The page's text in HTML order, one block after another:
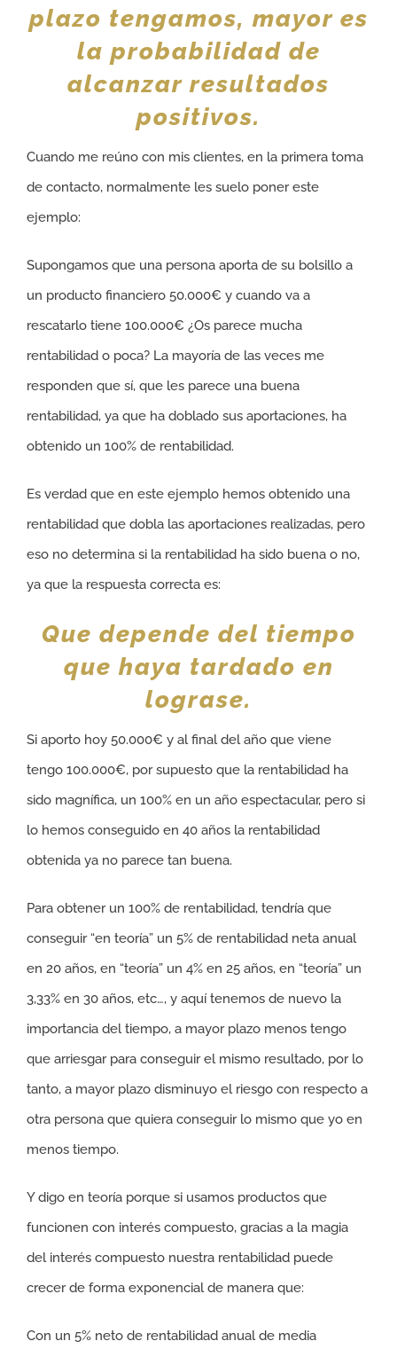
plazo tengamos, mayor es
la probabilidad de
alcanzar resultados
positivos.
Cuando me reúno con mis clientes, en la primera toma
de contacto, normalmente les suelo poner este
ejemplo:
Supongamos que una persona aporta de su bolsillo a
un producto financiero 50.000€ y cuando va a
rescatarlo tiene 100.000€ ¿Os parece mucha
rentabilidad o poca? La mayoría de las veces me
responden que sí, que les parece una buena
rentabilidad, ya que ha doblado sus aportaciones, ha
obtenido un 100% de rentabilidad.
Es verdad que en este ejemplo hemos obtenido una
rentabilidad que dobla las aportaciones realizadas, pero
eso no determina si la rentabilidad ha sido buena o no,
ya que la respuesta correcta es:
Que depende del tiempo
que haya tardado en
lograse.
Si aporto hoy 50.000€ y al final del año que viene
tengo 100.000€, por supuesto que la rentabilidad ha
sido magnífica, un 100% en un año espectacular, pero si
lo hemos conseguido en 40 años la rentabilidad
obtenida ya no parece tan buena.
Para obtener un 100% de rentabilidad, tendría que
conseguir “en teoría” un 5% de rentabilidad neta anual
en 20 años, en “teoría” un 4% en 25 años, en “teoría” un
3,33% en 30 años, etc…, y aquí tenemos de nuevo la
importancia del tiempo, a mayor plazo menos tengo
que arriesgar para conseguir el mismo resultado, por lo
tanto, a mayor plazo disminuyo el riesgo con respecto a
otra persona que quiera conseguir lo mismo que yo en
menos tiempo.
Y digo en teoría porque si usamos productos que
funcionen con interés compuesto, gracias a la magia
del interés compuesto nuestra rentabilidad puede
crecer de forma exponencial de manera que:
Con un 5% neto de rentabilidad anual de media